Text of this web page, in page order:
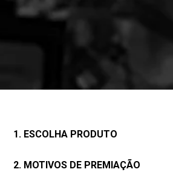
1. ESCOLHA PRODUTO
2. MOTIVOS DE PREMIAÇÃO